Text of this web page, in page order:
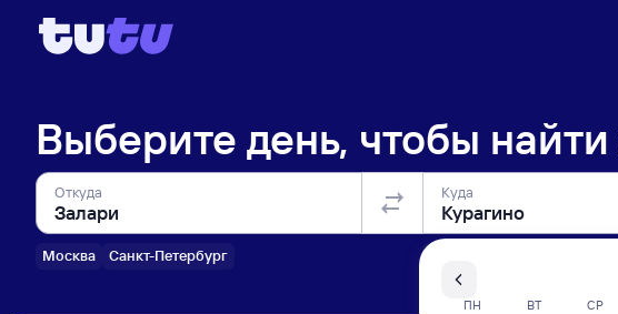
Выберите день, чтобы найти
Откуда
Москва Санкт-Петербург
Куда
ПН ВТ СР